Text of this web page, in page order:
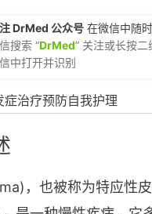
DrMed 公众号 在微信中随
搜索 “DrMed” 关注或长按
中打开并识别
症治疗预防自我护理
，也被称为特应性